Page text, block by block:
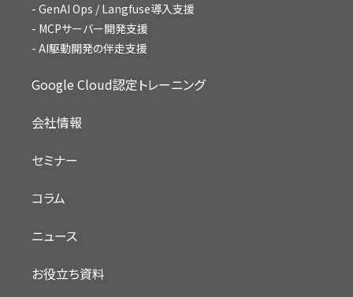
GenAI Ops / Langfuse導入支援
MCPサーバー開発支援
AI駆動開発の伴走支援
Google Cloud認定トレーニング
会社情報
セミナー
コラム
ニュース
お役立ち資料